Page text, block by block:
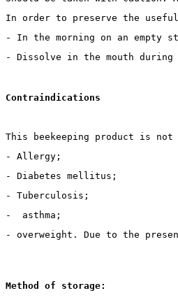
In order to preserve the
- In the morning on an empty
- Dissolve in the mouth during
Contraindications
This beekeeping product is
- Allergy;
- Diabetes mellitus;
- Tuberculosis;
-  asthma;
- overweight. Due to the
Method of storage: